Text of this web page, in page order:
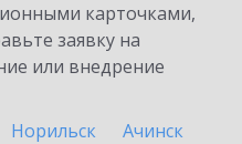
карточками,
заявку на
или внедрение
Норильск
Ачинск